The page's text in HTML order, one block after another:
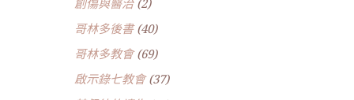
哥林多後書(40)
哥林多教會(69)
啟示錄七教會(37)